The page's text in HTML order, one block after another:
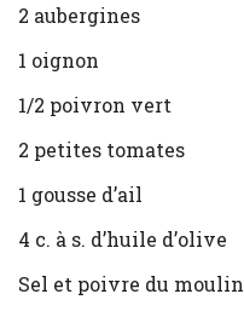
2 aubergines
1 oignon
1/2 poivron vert
2 petites tomates
1 gousse d’ail
4 c. à s. d’huile d’olive
Sel et poivre du moulin